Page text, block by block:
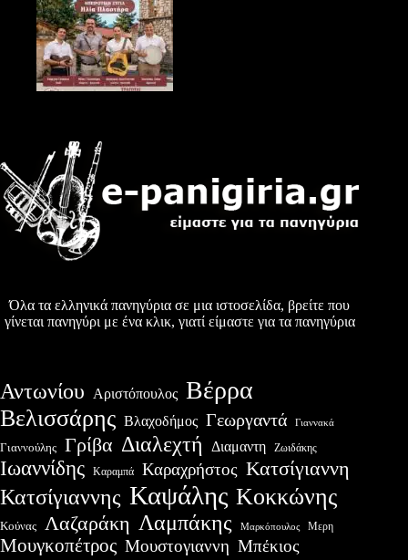
Όλα τα ελληνικά πανηγύρια σε μια ιστοσελίδα, βρείτε που
γίνεται πανηγύρι με ένα κλικ, γιατί είμαστε για τα πανηγύρια
Αντωνίου Αριστόπουλος Βέρρα
Βελισσάρης Βλαχοδήμος Γεωργαντά Γιαννακά
Γιαννούλης Γρίβα Διαλεχτή Διαμαντη Ζωιδάκης
Ιωαννίδης Καραμπά Καραχρήστος Κατσίγιαννη
Κατσίγιαννης Καψάλης Κοκκώνης
Κούνας Λαζαράκη Λαμπάκης Μαρκόπουλος Μερη
Μουγκοπέτρος Μουστογιαννη Μπέκιος